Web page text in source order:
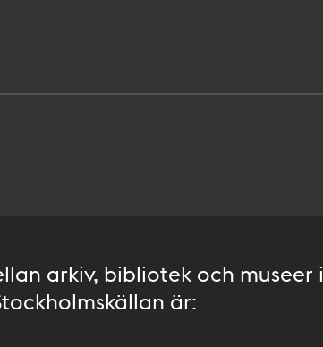
arkiv, bibliotek och museer i
är: